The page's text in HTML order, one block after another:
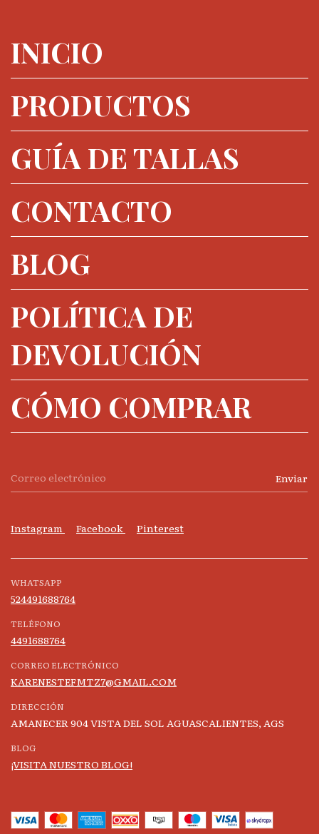
INICIO
PRODUCTOS
GUÍA DE TALLAS
CONTACTO
BLOG
POLÍTICA DE
DEVOLUCIÓN
CÓMO COMPRAR
Instagram Facebook Pinterest
WHATSAPP
524491688764
TELÉFONO
4491688764
CORREO ELECTRÓNICO
KARENESTEFMTZ7@GMAIL.COM
DIRECCIÓN
AMANECER 904 VISTA DEL SOL AGUASCALIENTES, AGS
BLOG
¡VISITA NUESTRO BLOG!